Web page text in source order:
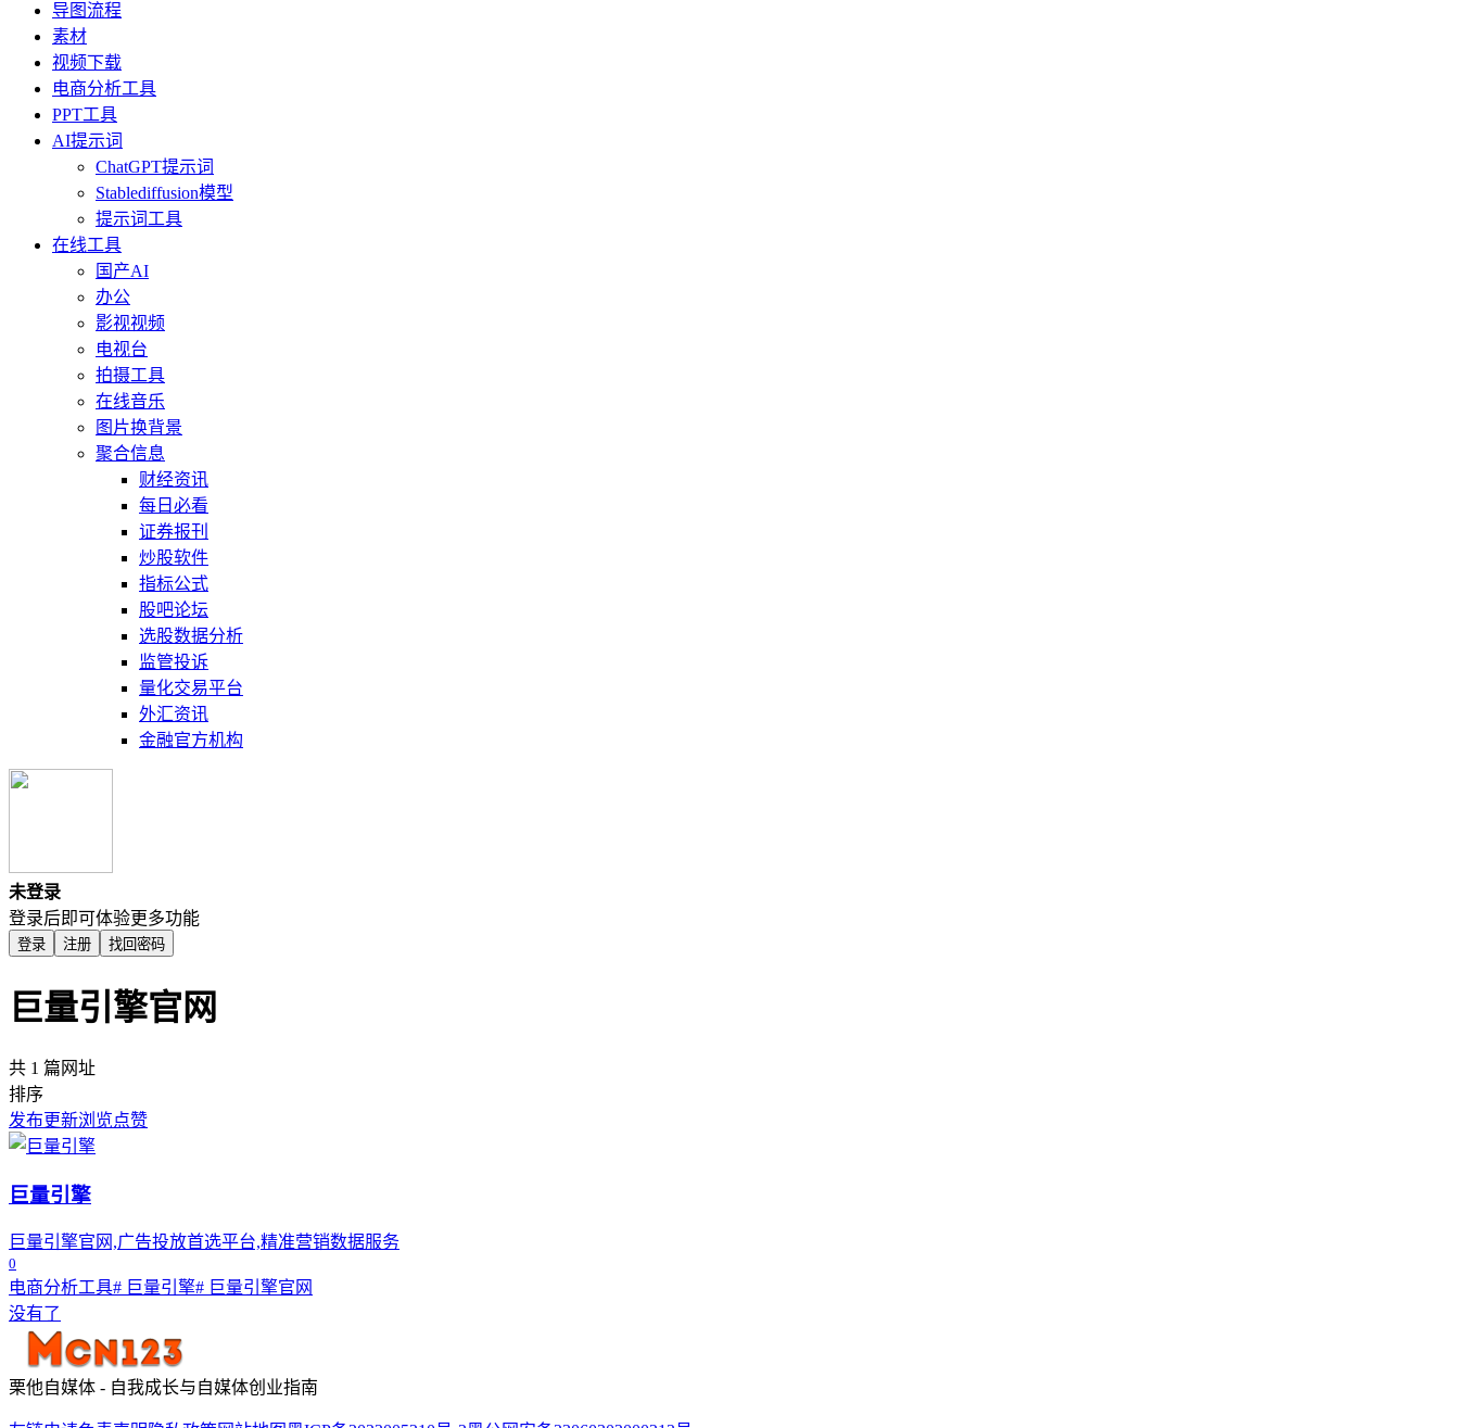
导图流程
素材
视频下载
电商分析工具
PPT工具
AI提示词
ChatGPT提示词
Stablediffusion模型
提示词工具
在线工具
国产AI
办公
影视视频
电视台
拍摄工具
在线音乐
图片换背景
聚合信息
财经资讯
每日必看
证券报刊
炒股软件
指标公式
股吧论坛
选股数据分析
监管投诉
量化交易平台
外汇资讯
金融官方机构
未登录
登录后即可体验更多功能
登录 注册 找回密码
巨量引擎官网
共 1 篇网址
排序
发布更新浏览点赞
巨量引擎
巨量引擎官网,广告投放首选平台,精准营销数据服务
0
电商分析工具# 巨量引擎# 巨量引擎官网
没有了
栗他自媒体 - 自我成长与自媒体创业指南